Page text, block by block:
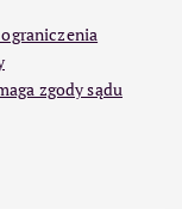
zgody sądu